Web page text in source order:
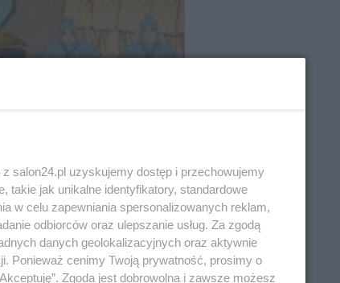
salon24.pl uzyskujemy dostęp i przechowujemy
takie jak unikalne identyfikatory, standardowe
w celu zapewniania spersonalizowanych reklam,
odbiorców oraz ulepszanie usług. Za zgodą
danych geolokalizacyjnych oraz aktywnie
Ponieważ cenimy Twoją prywatność, prosimy o
Zgoda jest dobrowolna i zawsze możesz